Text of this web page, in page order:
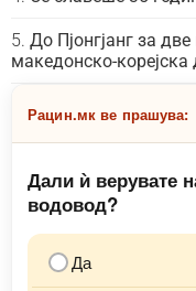
До Пјонгјанг за
македонско-корејска
Рацин.мк ве прашува:
Дали ѝ верувате
водовод?
Да